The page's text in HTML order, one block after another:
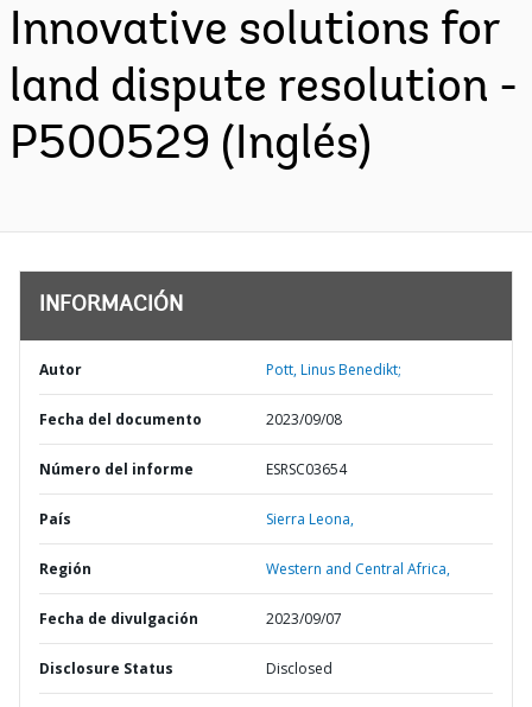
Innovative solutions for
land dispute resolution -
P500529 (Inglés)
INFORMACIÓN
Autor Pott, Linus Benedikt;
Fecha del documento 2023/09/08
Número del informe ESRSC03654
País Sierra Leona,
Región Western and Central Africa,
Fecha de divulgación 2023/09/07
Disclosure Status Disclosed